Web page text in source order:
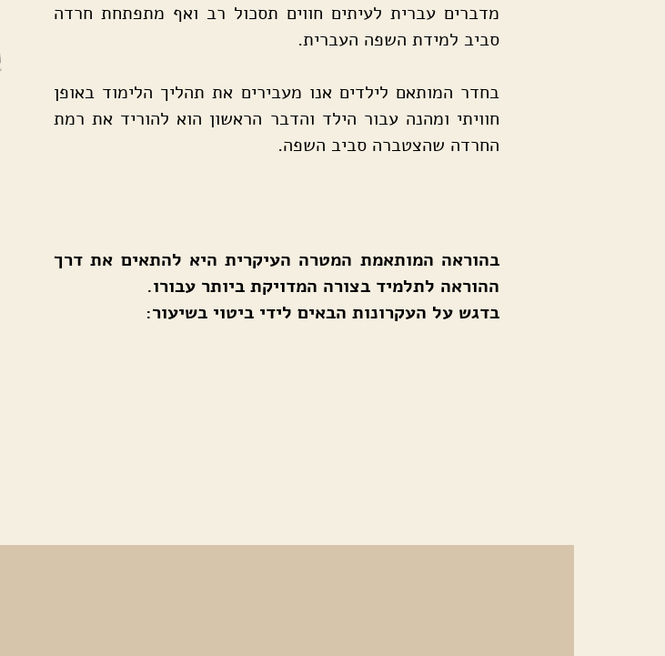
מדברים עברית לעיתים חווים תסכול רב ואף מתפתחת חרדה
סביב למידת השפה העברית.
בחדר המותאם לילדים אנו מעבירים את תהליך הלימוד באופן
חוויתי ומהנה עבור הילד והדבר הראשון הוא להוריד את רמת
החרדה שהצטברה סביב השפה.
בהוראה המותאמת המטרה העיקרית היא להתאים את דרך
ההוראה לתלמיד בצורה המדויקת ביותר עבורו.
בדגש על העקרונות הבאים לידי ביטוי בשיעור: